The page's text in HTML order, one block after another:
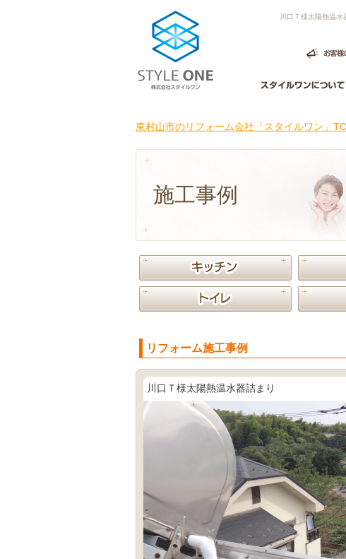
川口Ｔ様太陽熱温
東村山市のリフォーム会社「スタイルワン」
施工事例
リフォーム施工事例
川口Ｔ様太陽熱温水器詰まり